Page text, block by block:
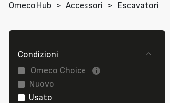
OmecoHub > Accessori > Escavatori
Condizioni
Omeco Choice
Nuovo
Usato